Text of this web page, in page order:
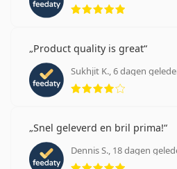
Product quality is great
Sukhjit K., 6 dagen
Snel geleverd en bril prima!
Dennis S., 18 dagen